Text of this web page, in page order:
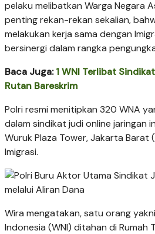
pelaku melibatkan Warga Negara
penting rekan-rekan sekalian,
melakukan kerja sama dengan
bersinergi dalam rangka
Baca Juga:1 WNI Terlibat
Rutan Bareskrim
Polri resmi menitipkan 320 WNA
dalam sindikat judi online jaringan
Wuruk Plaza Tower, Jakarta Barat
Imigrasi.
Wira mengatakan, satu orang
Indonesia (WNI) ditahan di Rumah